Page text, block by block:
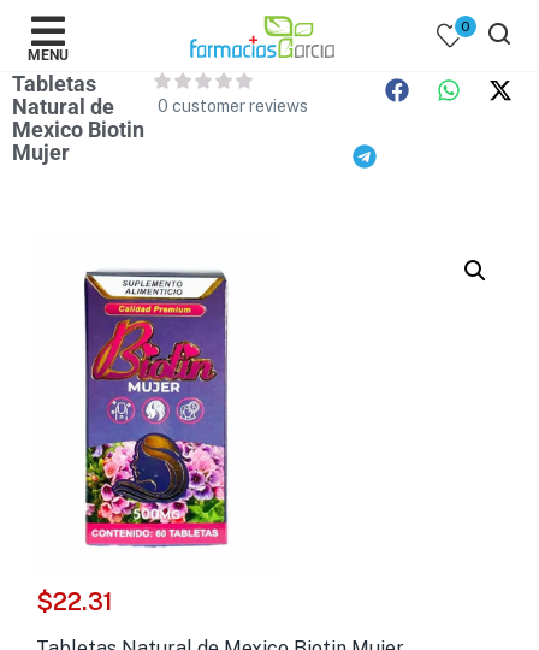
y Belleza )
Populares )
y Suplementos )
MENU
0
Tabletas
Natural de
Mexico Biotin
Mujer
0 customer reviews
$22.31